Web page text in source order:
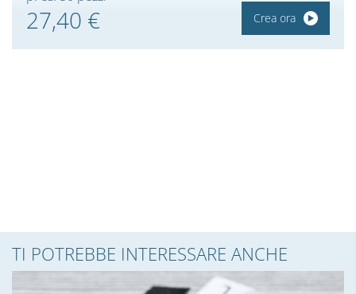
27,40 € Crea ora
TI POTREBBE INTERESSARE ANCHE